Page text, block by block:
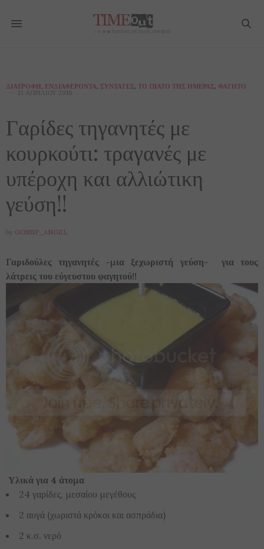
ΔΙΑΤΡΟΦΉ, ΕΝΔΙΑΦΈΡΟΝΤΑ, ΣΥΝΤΑΓΈΣ, ΤΟ ΠΙΆΤΟ ΤΗΣ ΗΜΈΡΑΣ, ΦΑΓΗΤΌ
13 ΑΠΡΙΛΊΟΥ 2016
Γαρίδες τηγανητές με
κουρκούτι: τραγανές με
υπέροχη και αλλιώτικη
γεύση!!
by GOSSIP_ANGEL
Γαριδούλες τηγανητές -μια ξεχωριστή γεύση- για τους
λάτρεις του εύγευστου φαγητού!!
Υλικά για 4 άτομα
24 γαρίδες, μεσαίου μεγέθους
2 αυγά (χωριστά κρόκοι και ασπράδια)
2 κ.σ. νερό